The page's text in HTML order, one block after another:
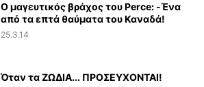
Ο μαγευτικός βράχος του Perce: -Ένα
από τα επτά θαύματα του Καναδά!
25.3.14
Όταν τα ΖΩΔΙΑ... ΠΡΟΣΕΥΧΟΝΤΑΙ!